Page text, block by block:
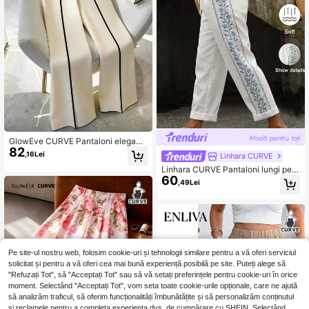
GlowEve CURVE Pantaloni eleganți
2 în 1 pentru femei mărimi mari, negr
u și alb, semi-formali, cu suprapune
k, pentru toamnă, primăvară și vară
82,16Lei Linhara CURVE
Linhara CURVE Pantaloni lungi pent
ru femei, mărime mare, cu talie elast
ică și imprimeu lateral, casual, pentr
toamnă, iarnă
60 ,49Lei
Pe site-ul nostru web, folosim cookie-uri și tehnologii similare pentru a vă oferi serviciul
solicitat și pentru a vă oferi cea mai bună experiență posibilă pe site. Puteți alege să
"Refuzați Tot", să "Acceptați Tot" sau să vă setați preferințele pentru cookie-uri în orice
moment. Selectând "Acceptați Tot", vom seta toate cookie-urile opționale, care ne ajută
să analizăm traficul, să oferim funcționalități îmbunătățite și să personalizăm conținutul